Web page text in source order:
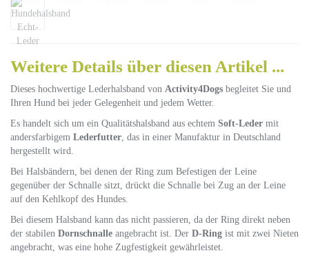
Weitere Details über diesen Artikel ...
Dieses hochwertige Lederhalsband von Activity4Dogs begleitet Sie und
Ihren Hund bei jeder Gelegenheit und jedem Wetter.
Es handelt sich um ein Qualitätshalsband aus echtem Soft-Leder mit
andersfarbigem Lederfutter, das in einer Manufaktur in Deutschland
hergestellt wird.
Bei Halsbändern, bei denen der Ring zum Befestigen der Leine
gegenüber der Schnalle sitzt, drückt die Schnalle bei Zug an der Leine
auf den Kehlkopf des Hundes.
Bei diesem Halsband kann das nicht passieren, da der Ring direkt neben
der stabilen Dornschnalle angebracht ist. Der D-Ring ist mit zwei Nieten
angebracht, was eine hohe Zugfestigkeit gewährleistet.